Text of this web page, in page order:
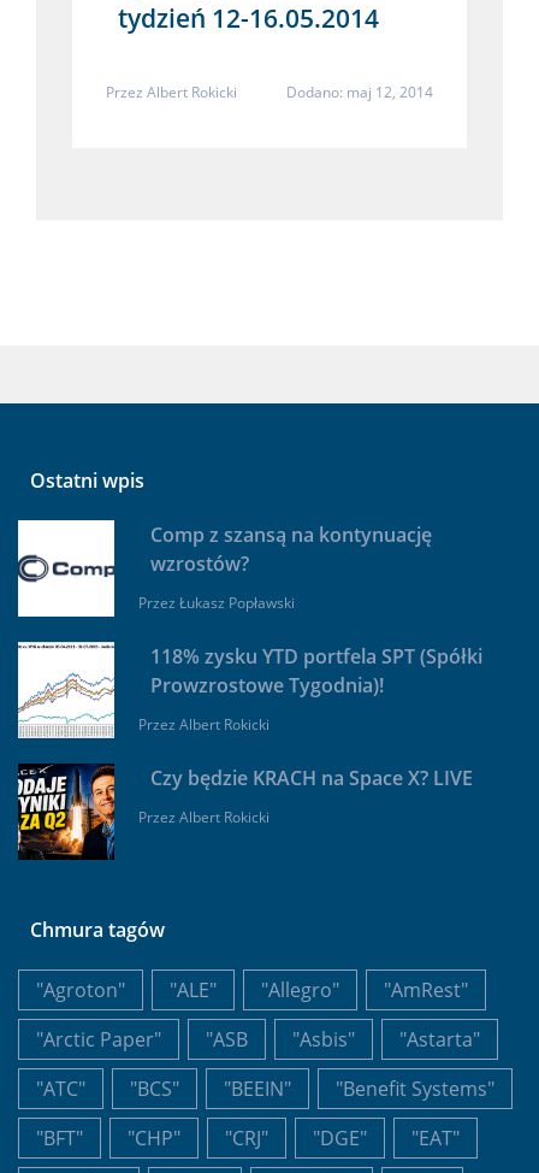
tydzień 12-16.05.2014
Przez Albert Rokicki Dodano: maj 12, 2014
Ostatni wpis
Comp z szansą na kontynuację
wzrostów?
Przez Łukasz Popławski
118% zysku YTD portfela SPT (Spółki
Prowzrostowe Tygodnia)!
Przez Albert Rokicki
Czy będzie KRACH na Space X? LIVE
Przez Albert Rokicki
Chmura tagów
"Agroton" "ALE" "Allegro"
"AmRest"
"Arctic Paper"
"ASB "Asbis"
"Astarta"
"ATC"
"BCS" "BEEIN"
"Benefit Systems"
"BFT"
"CHP" "CRJ" "DGE"
"EAT"